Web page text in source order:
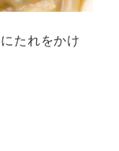
たれをかけ